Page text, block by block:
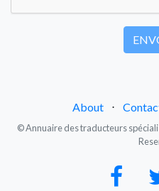
About ⋅
© Annuaire des traducteurs